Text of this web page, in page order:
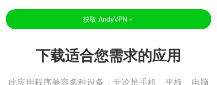
获取 AndyVPN
下载适合您需求的应用
此应用程序兼容多种设备，无论是手机、平板、电脑